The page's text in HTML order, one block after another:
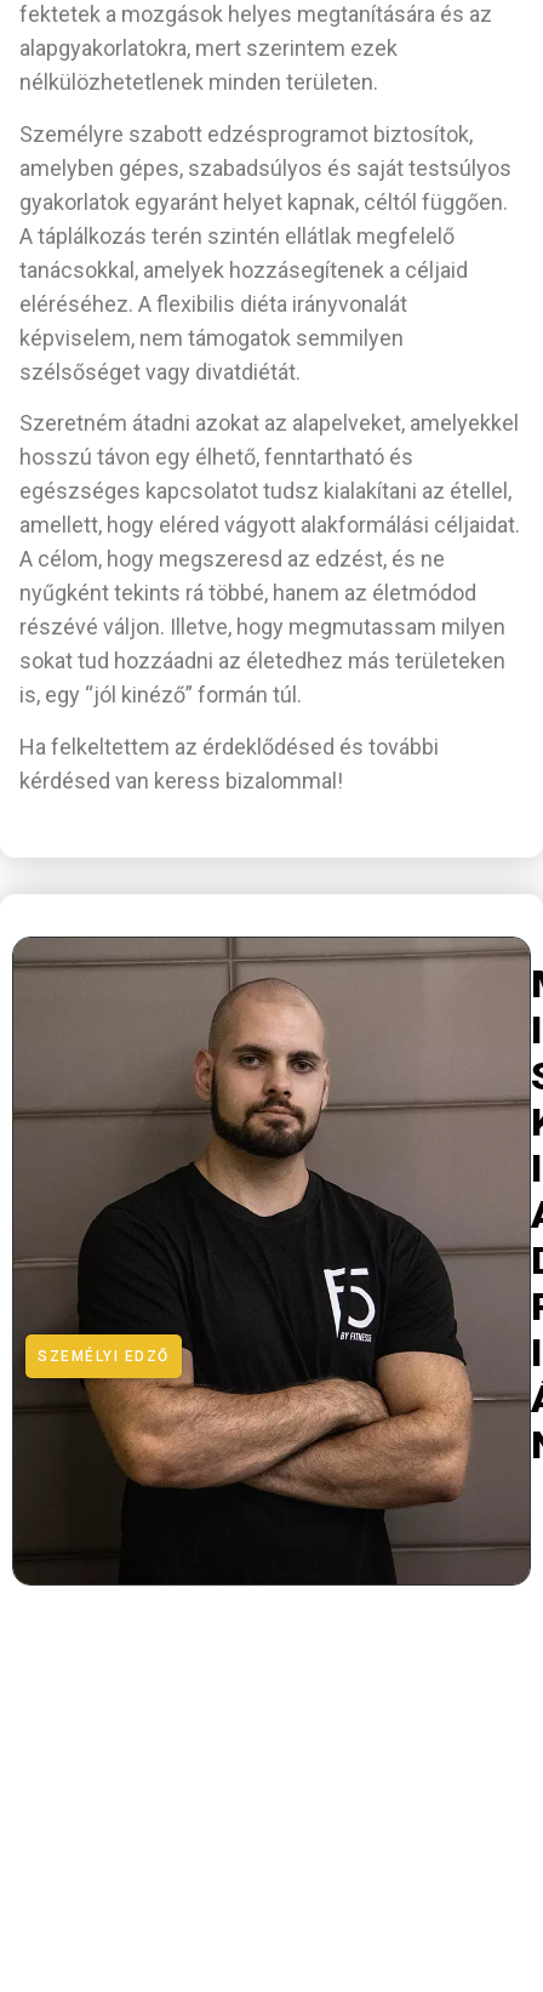
fektetek a mozgások helyes megtanítására és az
alapgyakorlatokra, mert szerintem ezek
nélkülözhetetlenek minden területen.
Személyre szabott edzésprogramot biztosítok,
amelyben gépes, szabadsúlyos és saját testsúlyos
gyakorlatok egyaránt helyet kapnak, céltól függően.
A táplálkozás terén szintén ellátlak megfelelő
tanácsokkal, amelyek hozzásegítenek a céljaid
eléréséhez. A flexibilis diéta irányvonalát
képviselem, nem támogatok semmilyen
szélsőséget vagy divatdiétát.
Szeretném átadni azokat az alapelveket, amelyekkel
hosszú távon egy élhető, fenntartható és
egészséges kapcsolatot tudsz kialakítani az étellel,
amellett, hogy eléred vágyott alakformálási céljaidat.
A célom, hogy megszeresd az edzést, és ne
nyűgként tekints rá többé, hanem az életmódod
részévé váljon. Illetve, hogy megmutassam milyen
sokat tud hozzáadni az életedhez más területeken
is, egy “jól kinéző” formán túl.
Ha felkeltettem az érdeklődésed és további
kérdésed van keress bizalommal!
SZEMÉLYI EDZŐ
I
I
I